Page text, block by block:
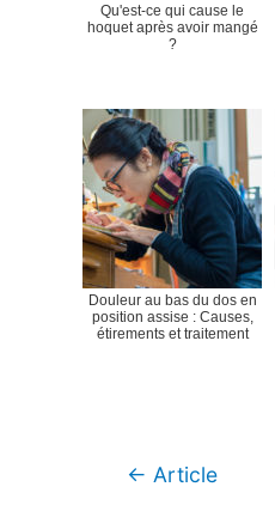
Qu'est-ce qui cause le
hoquet après avoir mangé
?
Douleur au bas du dos en
position assise : Causes,
étirements et traitement
Navigation
← Article